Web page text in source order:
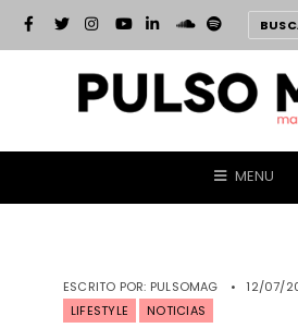
MENU
ESCRITO POR: PULSOMAG • 12/07/
LIFESTYLE
NOTICIAS